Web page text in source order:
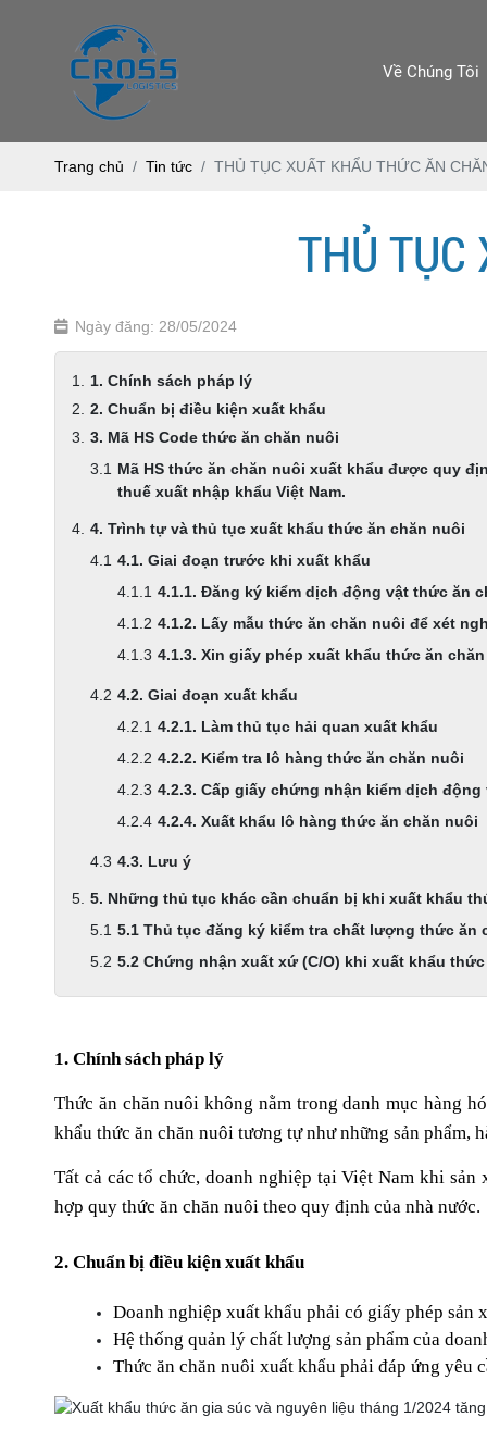
Về Chúng Tôi
Trang chủ Tin tức THỦ TỤC XUẤT KHẨU THỨC ĂN
THỦ TỤC
Ngày đăng: 28/05/2024
1. Chính sách pháp lý
2. Chuẩn bị điều kiện xuất khẩu
3. Mã HS Code thức ăn chăn nuôi
Mã HS thức ăn chăn nuôi xuất khẩu được quy
thuế xuất nhập khẩu Việt Nam.
4. Trình tự và thủ tục xuất khẩu thức ăn chăn nuôi
4.1. Giai đoạn trước khi xuất khẩu
4.1.1. Đăng ký kiểm dịch động vật thức ăn
4.1.2. Lấy mẫu thức ăn chăn nuôi để xét
4.1.3. Xin giấy phép xuất khẩu thức ăn
4.2. Giai đoạn xuất khẩu
4.2.1. Làm thủ tục hải quan xuất khẩu
4.2.2. Kiểm tra lô hàng thức ăn chăn nuôi
4.2.3. Cấp giấy chứng nhận kiểm dịch động
4.2.4. Xuất khẩu lô hàng thức ăn chăn nuôi
4.3. Lưu ý
5. Những thủ tục khác cần chuẩn bị khi xuất khẩu
5.1 Thủ tục đăng ký kiểm tra chất lượng thức ăn
5.2 Chứng nhận xuất xứ (C/O) khi xuất khẩu
1. Chính sách pháp lý
Thức ăn chăn nuôi không nằm trong danh mục hàng
khẩu thức ăn chăn nuôi tương tự như những sản phẩm,
Tất cả các tổ chức, doanh nghiệp tại Việt Nam khi
hợp quy thức ăn chăn nuôi theo quy định của nhà nước.
2. Chuẩn bị điều kiện xuất khẩu
Doanh nghiệp xuất khẩu phải có giấy phép sản
Hệ thống quản lý chất lượng sản phẩm của
Thức ăn chăn nuôi xuất khẩu phải đáp ứng yêu